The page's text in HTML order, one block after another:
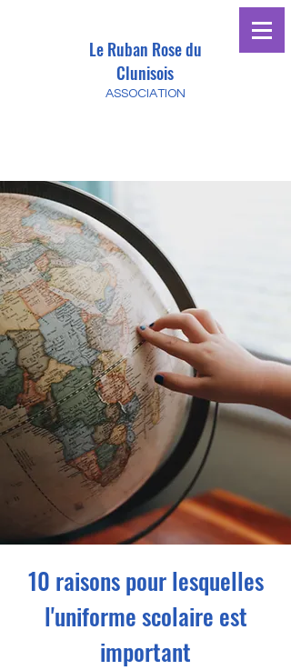
Le Ruban Rose du
Clunisois
ASSOCIATION
10 raisons pour lesquelles
l'uniforme scolaire est
important